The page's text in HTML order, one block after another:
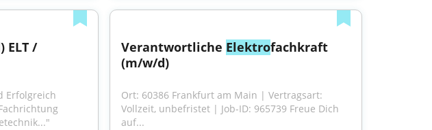
TGA Fachplaner (w/m/d) ELT /
Erfolgreich
Verantwortliche Elektrofachkraft
(m/w/d)
Ort: 60386 Frankfurt am Main | Vertragsart:
Vollzeit, unbefristet | Job-ID: 965739 Freue Dich
auf...